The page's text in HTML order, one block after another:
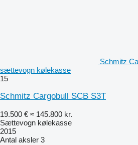
Schmitz
sættevogn kølekasse
15
Schmitz Cargobull SCB S3T
19.500 € ≈ 145.800 kr.
Sættevogn kølekasse
2015
Antal aksler 3